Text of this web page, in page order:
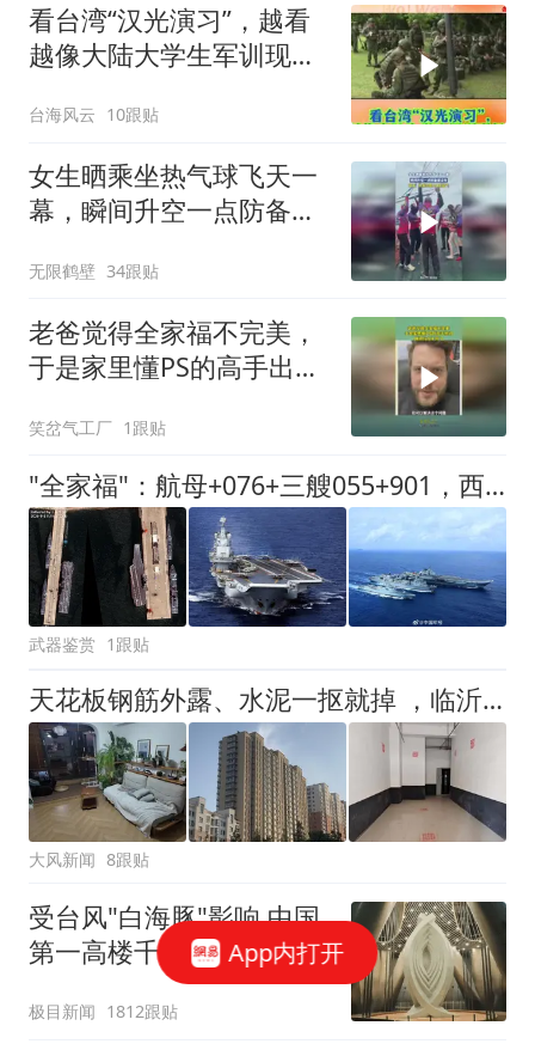
看台湾“汉光演习”，越看
越像大陆大学生军训现
台海风云 10跟贴
女生晒乘坐热气球飞天一
幕，瞬间升空一点防备都
无限鹤壁 34跟贴
老爸觉得全家福不完美，
于是家里懂PS的高手出
笑岔气工厂 1跟贴
"全家福"：航母+076+三艘055+901，西太横着走的底气
武器鉴赏 1跟贴
天花板钢筋外露、水泥一抠就掉 ，临沂一安置楼交房半年即被鉴定存安全隐患；楼体至今未加固，仍有居民常住
大风新闻 8跟贴
受台风"白海豚"影响 中国
第一高楼千吨阻尼器摆动
极目新闻 1812跟贴
App内打开